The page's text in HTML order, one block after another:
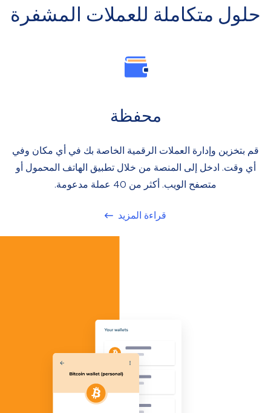
حلول متكاملة للعملات المشفرة
محفظة
قم بتخزين وإدارة العملات الرقمية الخاصة بك في أي مكان وفي
أي وقت. ادخل إلى المنصة من خلال تطبيق الهاتف المحمول أو
متصفح الويب. أكثر من 40 عملة مدعومة.
قراءة المزيد